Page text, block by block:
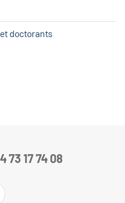
doctorants
73 17 74 08